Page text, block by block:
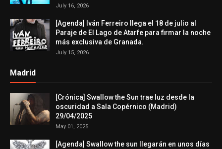
July 16, 2026
[Agenda] Iván Ferreiro llega el 18 de julio al
Paraje de El Lago de Atarfe para firmar la noche
más exclusiva de Granada.
July 15, 2026
Madrid
[Crónica] Swallow the Sun trae luz desde la
oscuridad a Sala Copérnico (Madrid)
29/04/2025
May 01, 2025
[Agenda] Swallow the sun llegarán en unos días